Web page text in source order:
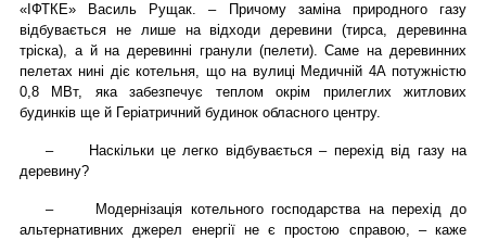
«ІФТКЕ» Василь Рущак. – Причому заміна природного газу
відбувається не лише на відходи деревини (тирса, деревинна
тріска), а й на деревинні гранули (пелети). Саме на деревинних
пелетах нині діє котельня, що на вулиці Медичній 4А потужністю
0,8 МВт, яка забезпечує теплом окрім прилеглих житлових
будинків ще й Геріатричний будинок обласного центру.
–
Наскільки це легко відбувається – перехід від газу на
деревину?
–
Модернізація котельного господарства на перехід до
альтернативних джерел енергії не є простою справою, – каже